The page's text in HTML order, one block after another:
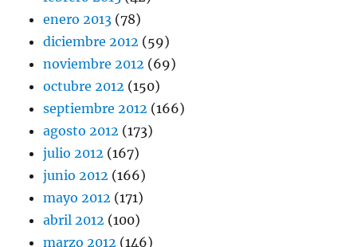
enero 2013 (78)
diciembre 2012 (59)
noviembre 2012 (69)
octubre 2012 (150)
septiembre 2012 (166)
agosto 2012 (173)
julio 2012 (167)
junio 2012 (166)
mayo 2012 (171)
abril 2012 (100)
marzo 2012 (146)